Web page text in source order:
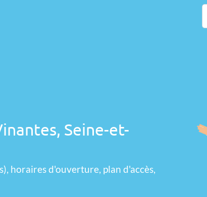
Seine-et-
horaires d'ouverture, plan d'accès,